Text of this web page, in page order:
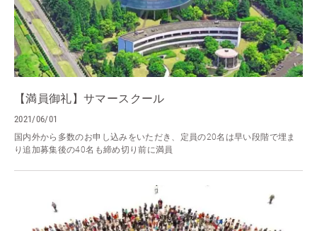
【満員御礼】サマースクール
2021/06/01
国内外から多数のお申し込みをいただき、定員の20名は早い段階で埋ま
り追加募集後の40名も締め切り前に満員